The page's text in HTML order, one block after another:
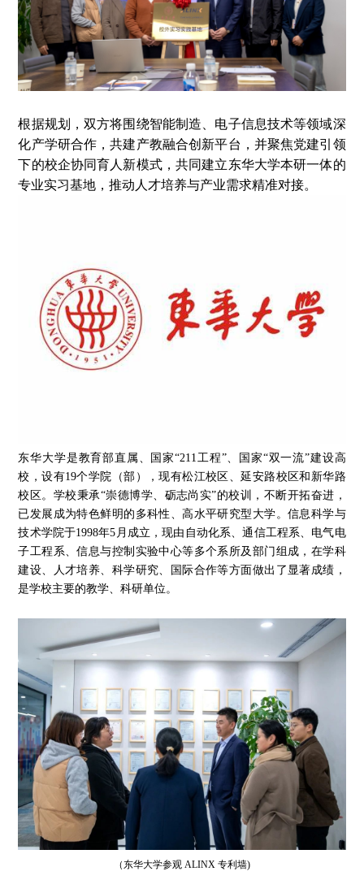
根据规划，双方将围绕智能制造、电子信息技术等领域深
化产学研合作，共建产教融合创新平台，并聚焦党建引领
下的校企协同育人新模式，共同建立东华大学本研一体的
专业实习基地，推动人才培养与产业需求精准对接。
东华大学是教育部直属、国家“211工程”、国家“双一流”建设高
校，设有19个学院（部），现有松江校区、延安路校区和新华路
校区。学校秉承“崇德博学、砺志尚实”的校训，不断开拓奋进，
已发展成为特色鲜明的多科性、高水平研究型大学。信息科学与
技术学院于1998年5月成立，现由自动化系、通信工程系、电气电
子工程系、信息与控制实验中心等多个系所及部门组成，在学科
建设、人才培养、科学研究、国际合作等方面做出了显著成绩，
是学校主要的教学、科研单位。
（东华大学参观 ALINX 专利墙)